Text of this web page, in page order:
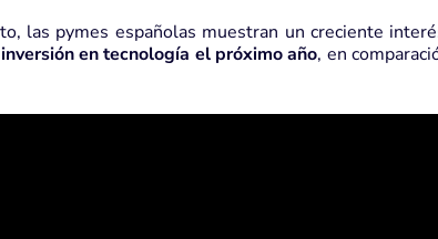
las pymes españolas muestran un creciente
en tecnología el próximo año, en